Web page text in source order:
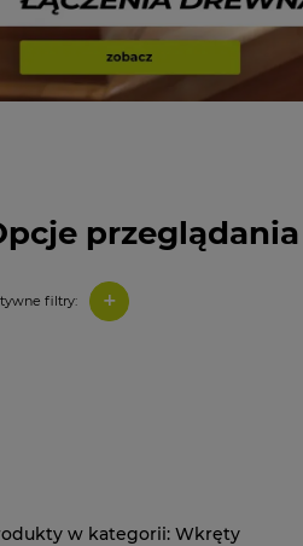
przeglądania
filtry: +
Wkręty